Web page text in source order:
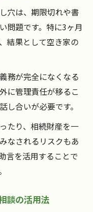
穴は、期限切れや書
問題です。特に3ヶ月
結果として空き家の
務が完全になくなる
に管理責任が移るこ
し合いが必要です。
たり、相続財産を一
なされるリスクもあ
言を活用することで
談の活用法